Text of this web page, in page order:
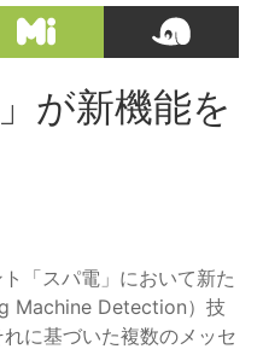
が新機能を
「スパ電」において新た
Machine Detection）技
に基づいた複数のメッセ